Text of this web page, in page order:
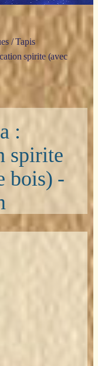
/Tapis
spirite (avec
:
spirite
bois) -